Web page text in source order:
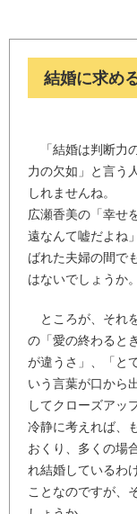
結婚に求め
「結婚は判断
力の欠如」と言う
しれませんね。
広瀬香美の「幸せ
遠なんて嘘だよね
ばれた夫婦の間で
はないでしょうか。
ところが、それ
の「愛の終わると
が違うさ」、「と
いう言葉が口から
してクローズアッ
冷静に考えれば、
おくり、多くの場
れ結婚しているわ
ことなのですが、